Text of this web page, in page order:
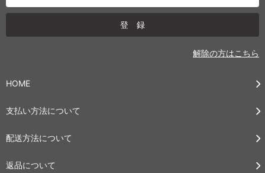
解除の方はこちら
HOME
支払い方法について
配送方法について
返品について